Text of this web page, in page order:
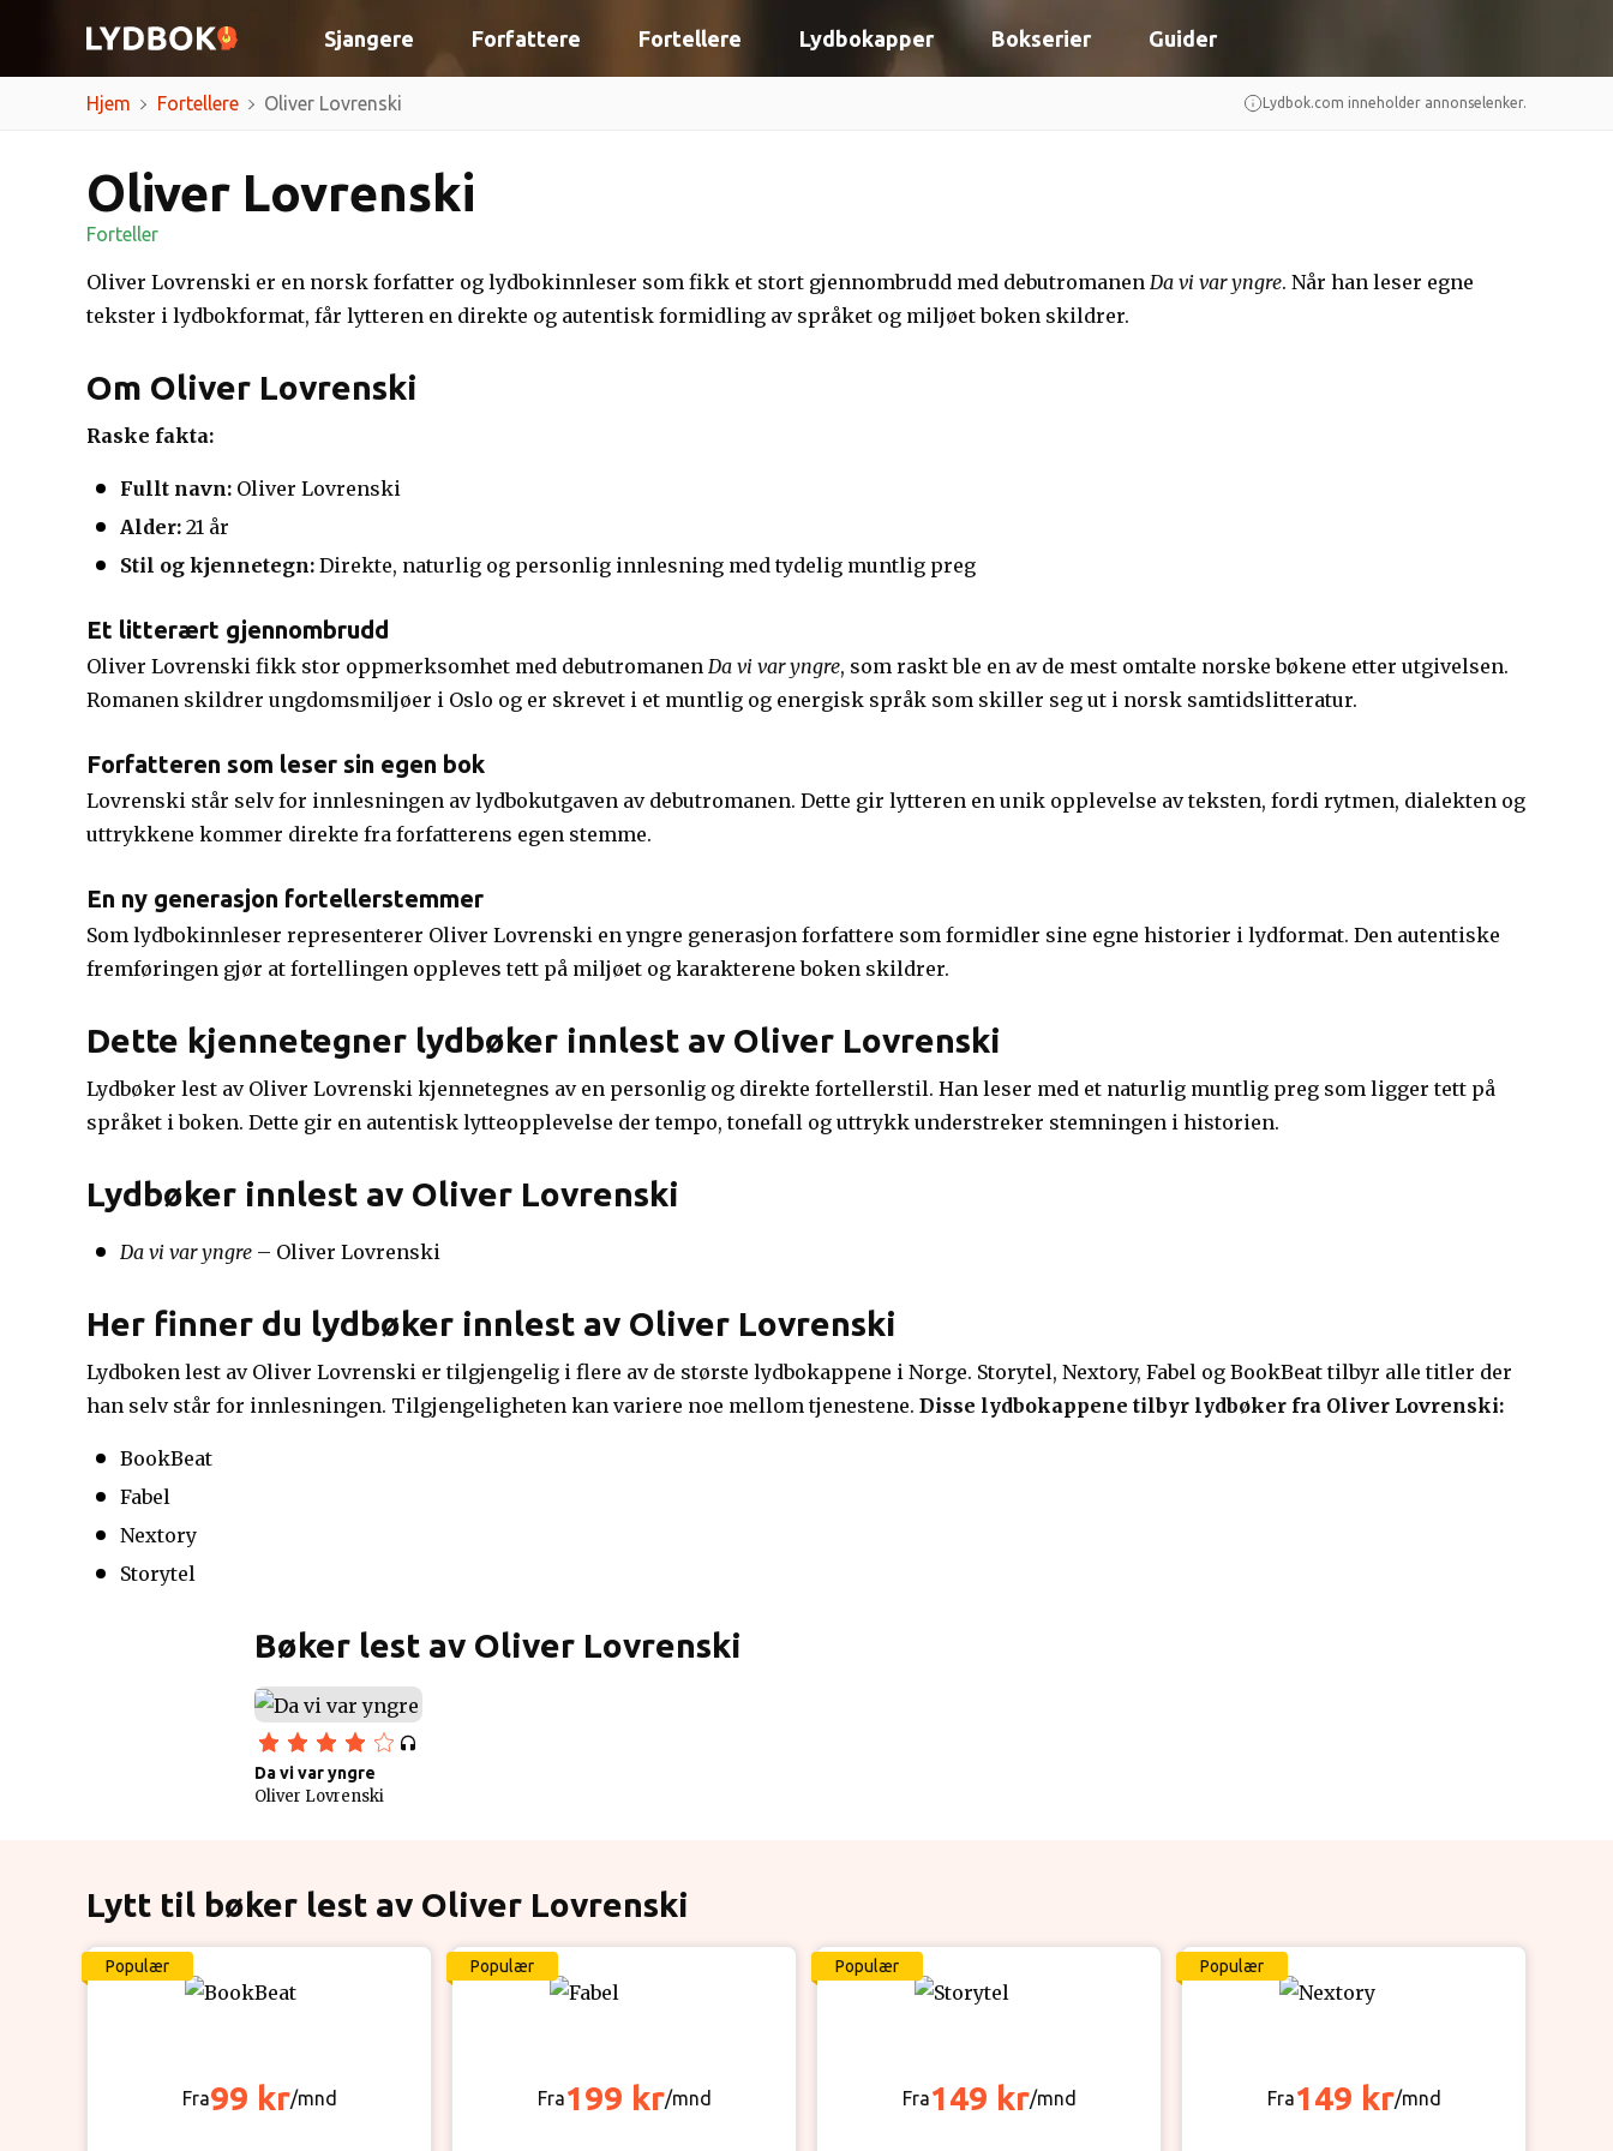
Sjangere Forfattere Fortellere Lydbokapper Bokserier Guider
Hjem Fortellere Oliver Lovrenski Lydbok.com inneholder annonselenker.
Oliver Lovrenski
Forteller
Oliver Lovrenski er en norsk forfatter og lydbokinnleser som fikk et stort gjennombrudd med debutromanen Da vi var yngre. Når han leser egne
tekster i lydbokformat, får lytteren en direkte og autentisk formidling av språket og miljøet boken skildrer.
Om Oliver Lovrenski
Raske fakta:
Fullt navn: Oliver Lovrenski
Alder: 21 år
Stil og kjennetegn: Direkte, naturlig og personlig innlesning med tydelig muntlig preg
Et litterært gjennombrudd
Oliver Lovrenski fikk stor oppmerksomhet med debutromanen Da vi var yngre, som raskt ble en av de mest omtalte norske bøkene etter utgivelsen.
Romanen skildrer ungdomsmiljøer i Oslo og er skrevet i et muntlig og energisk språk som skiller seg ut i norsk samtidslitteratur.
Forfatteren som leser sin egen bok
Lovrenski står selv for innlesningen av lydbokutgaven av debutromanen. Dette gir lytteren en unik opplevelse av teksten, fordi rytmen, dialekten og
uttrykkene kommer direkte fra forfatterens egen stemme.
En ny generasjon fortellerstemmer
Som lydbokinnleser representerer Oliver Lovrenski en yngre generasjon forfattere som formidler sine egne historier i lydformat. Den autentiske
fremføringen gjør at fortellingen oppleves tett på miljøet og karakterene boken skildrer.
Dette kjennetegner lydbøker innlest av Oliver Lovrenski
Lydbøker lest av Oliver Lovrenski kjennetegnes av en personlig og direkte fortellerstil. Han leser med et naturlig muntlig preg som ligger tett på
språket i boken. Dette gir en autentisk lytteopplevelse der tempo, tonefall og uttrykk understreker stemningen i historien.
Lydbøker innlest av Oliver Lovrenski
Da vi var yngre – Oliver Lovrenski
Her finner du lydbøker innlest av Oliver Lovrenski
Lydboken lest av Oliver Lovrenski er tilgjengelig i flere av de største lydbokappene i Norge. Storytel, Nextory, Fabel og BookBeat tilbyr alle titler der
han selv står for innlesningen. Tilgjengeligheten kan variere noe mellom tjenestene. Disse lydbokappene tilbyr lydbøker fra Oliver Lovrenski:
BookBeat
Fabel
Nextory
Storytel
Bøker lest av Oliver Lovrenski
Da vi var yngre
Oliver Lovrenski
Lytt til bøker lest av Oliver Lovrenski
Populær
Fra99 kr/mnd
Populær
Fra199 kr/mnd
Populær
Fra149 kr/mnd
Populær
Fra149 kr/mnd